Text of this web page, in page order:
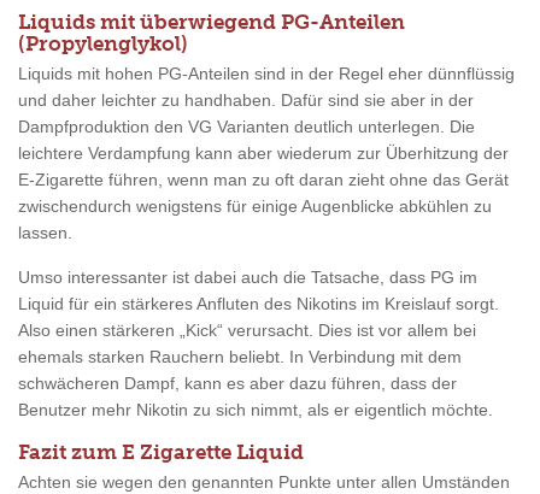
Liquids mit überwiegend PG-Anteilen
(Propylenglykol)
Liquids mit hohen PG-Anteilen sind in der Regel eher dünnflüssig
und daher leichter zu handhaben. Dafür sind sie aber in der
Dampfproduktion den VG Varianten deutlich unterlegen. Die
leichtere Verdampfung kann aber wiederum zur Überhitzung der
E-Zigarette führen, wenn man zu oft daran zieht ohne das Gerät
zwischendurch wenigstens für einige Augenblicke abkühlen zu
lassen.
Umso interessanter ist dabei auch die Tatsache, dass PG im
Liquid für ein stärkeres Anfluten des Nikotins im Kreislauf sorgt.
Also einen stärkeren „Kick“ verursacht. Dies ist vor allem bei
ehemals starken Rauchern beliebt. In Verbindung mit dem
schwächeren Dampf, kann es aber dazu führen, dass der
Benutzer mehr Nikotin zu sich nimmt, als er eigentlich möchte.
Fazit zum E Zigarette Liquid
Achten sie wegen den genannten Punkte unter allen Umständen